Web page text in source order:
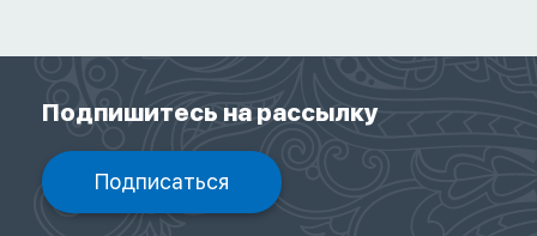
Подпишитесь на рассылку
Подписаться